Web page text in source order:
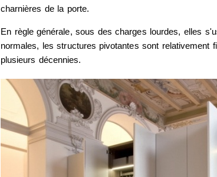
charnières de la porte.
En règle générale, sous des charges lourdes, elles
normales, les structures pivotantes sont relativement
plusieurs décennies.